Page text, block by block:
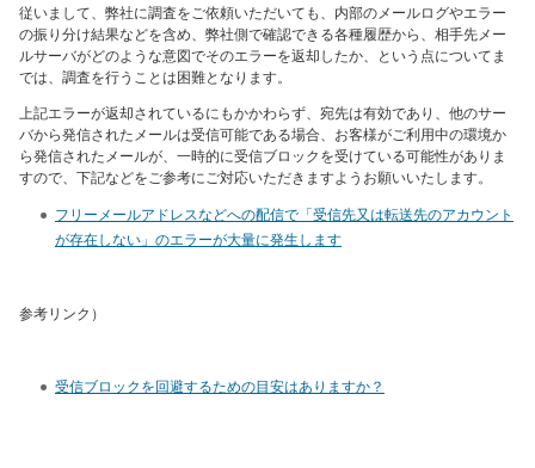
従いまして、弊社に調査をご依頼いただいても、内部のメールログやエラー
の振り分け結果などを含め、弊社側で確認できる各種履歴から、相手先メー
ルサーバがどのような意図でそのエラーを返却したか、という点についてま
では、調査を行うことは困難となります。
上記エラーが返却されているにもかかわらず、宛先は有効であり、他のサー
バから発信されたメールは受信可能である場合、お客様がご利用中の環境か
ら発信されたメールが、一時的に受信ブロックを受けている可能性がありま
すので、下記などをご参考にご対応いただきますようお願いいたします。
フリーメールアドレスなどへの配信で「受信先又は転送先のアカウント
が存在しない」のエラーが大量に発生します
参考リンク）
受信ブロックを回避するための目安はありますか？